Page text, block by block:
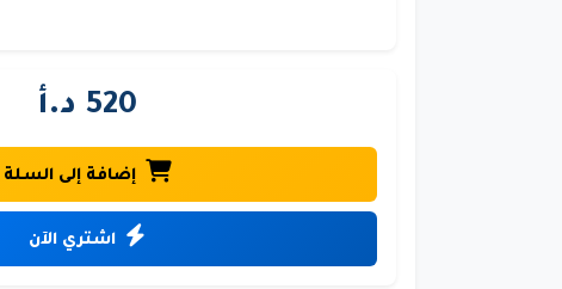
520 د.أ
إضافة إلى السلة
اشتري الآن